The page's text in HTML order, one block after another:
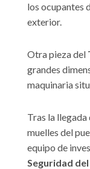
los ocupantes
exterior.
Otra pieza del
grandes
maquinaria
Tras la llegada
muelles del
equipo de
Seguridad